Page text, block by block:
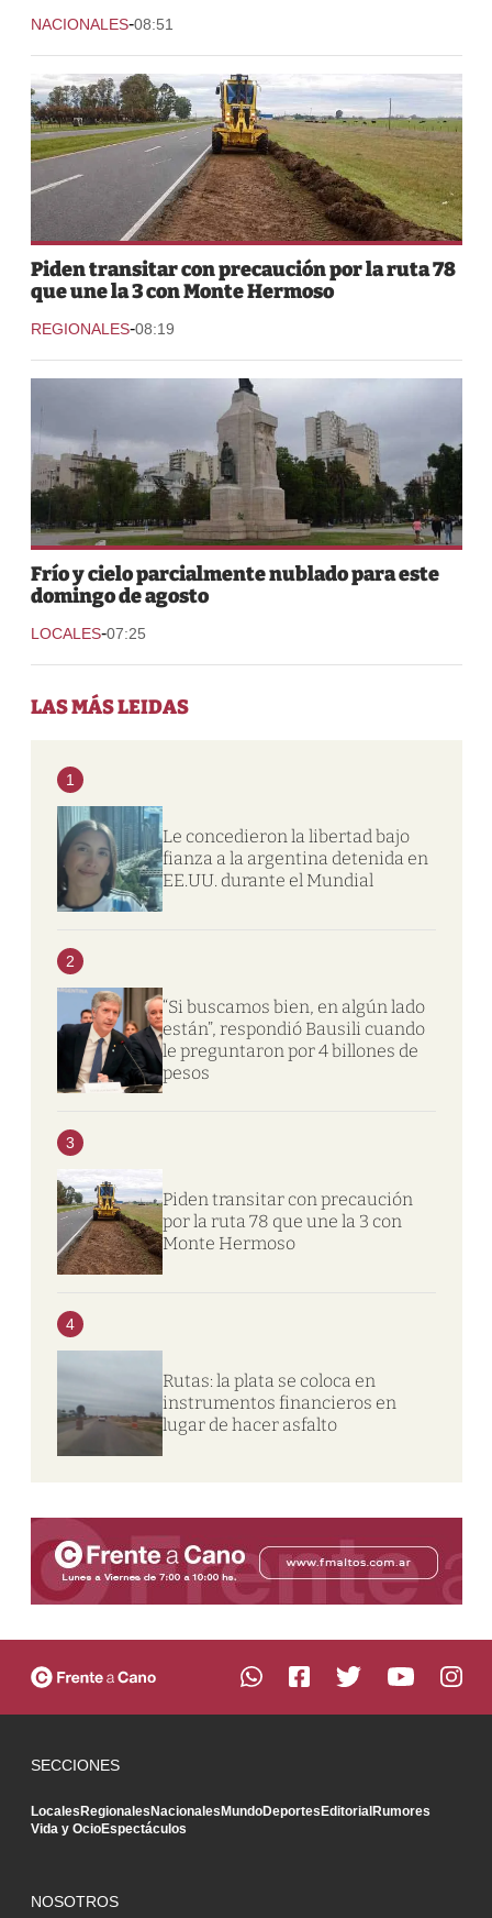
NACIONALES-08:51
Piden transitar con precaución por la ruta 78
que une la 3 con Monte Hermoso
REGIONALES-08:19
Frío y cielo parcialmente nublado para este
domingo de agosto
LOCALES-07:25
LAS MÁS LEIDAS
1
Le concedieron la libertad bajo
fianza a la argentina detenida en
EE.UU. durante el Mundial
2
“Si buscamos bien, en algún lado
están”, respondió Bausili cuando
le preguntaron por 4 billones de
pesos
3
Piden transitar con precaución
por la ruta 78 que une la 3 con
Monte Hermoso
4
Rutas: la plata se coloca en
instrumentos financieros en
lugar de hacer asfalto
SECCIONES
LocalesRegionalesNacionalesMundoDeportesEditorialRumores
Vida y OcioEspectáculos
NOSOTROS